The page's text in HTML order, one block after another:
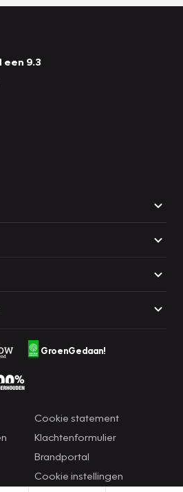
een 9.3
GroenGedaan!
Cookie statement
Klachtenformulier
Brandportal
Cookie instellingen